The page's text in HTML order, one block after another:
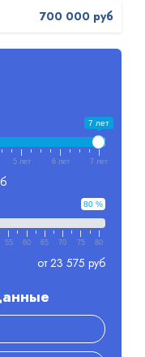
700 000 руб
7 лет
5 лет 6 лет 7 лет
80 %
55 60 65 70 75 80
от 23 575 руб